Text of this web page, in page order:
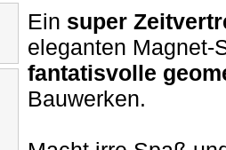
Ein super
eleganten Magnet-
fantatisvolle
Bauwerken.